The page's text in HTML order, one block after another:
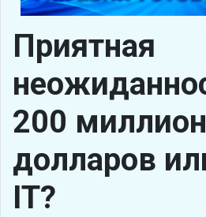
Приятная
200
долларов
IT?